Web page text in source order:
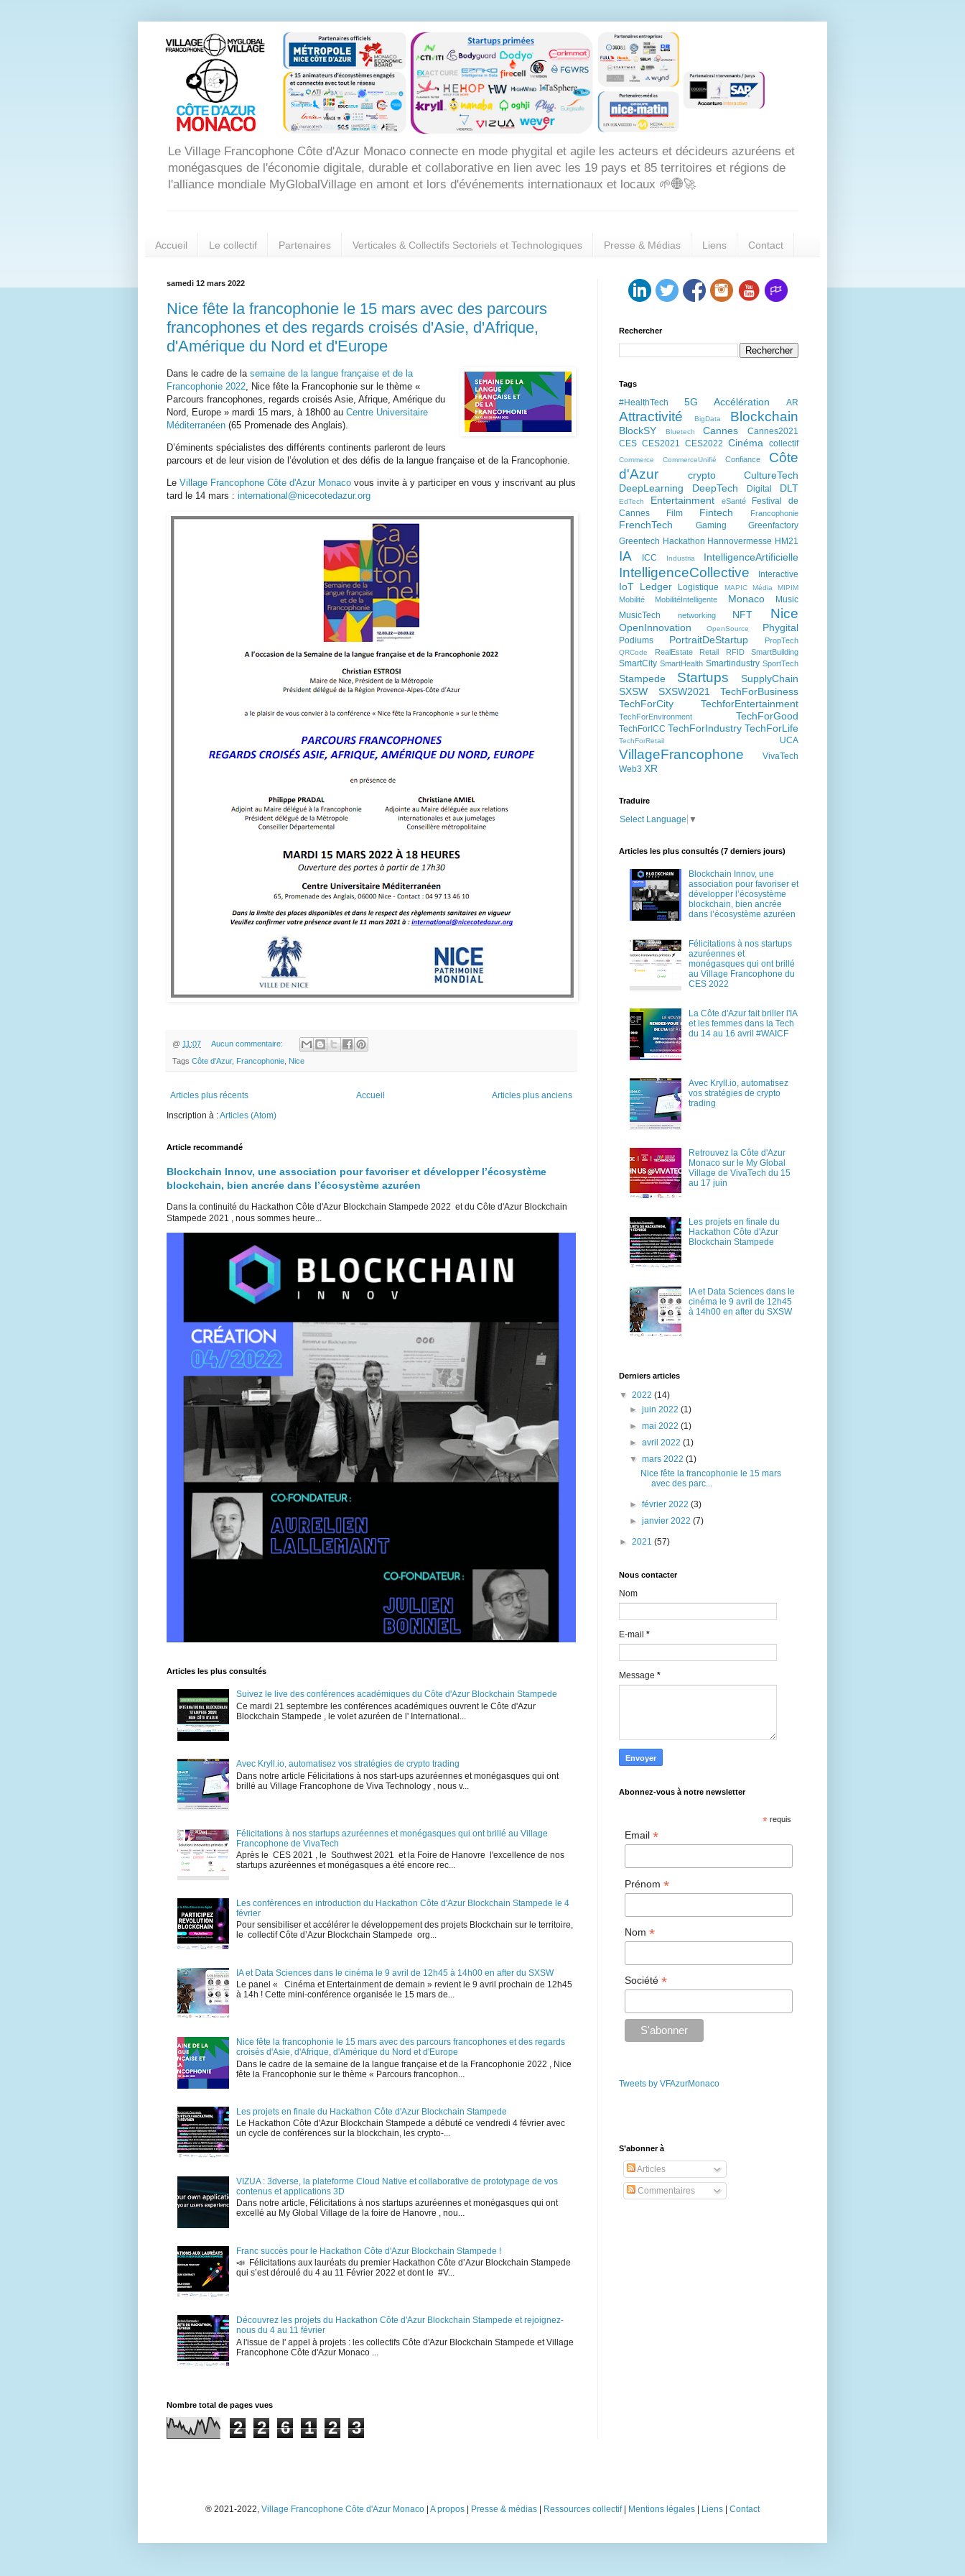
Le Village Francophone Côte d'Azur Monaco connecte en mode phygital et agile les acteurs et décideurs azuréens et
monégasques de l'économie digitale, durable et collaborative en lien avec les 19 pays et 85 territoires et régions de
l'alliance mondiale MyGlobalVillage en amont et lors d'événements internationaux et locaux 🌱🌐🚀
Accueil Le collectif Partenaires Verticales & Collectifs Sectoriels et Technologiques Presse & Médias Liens Contact
samedi 12 mars 2022
Nice fête la francophonie le 15 mars avec des parcours
francophones et des regards croisés d'Asie, d'Afrique,
d'Amérique du Nord et d'Europe
Dans le cadre de la semaine de la langue française et de la
Francophonie 2022 , Nice fête la Francophonie sur le thème «
Parcours francophones, regards croisés Asie, Afrique, Amérique du
Nord, Europe » mardi 15 mars, à 18h00 au Centre Universitaire
Méditerranéen (65 Promenade des Anglais).
D’éminents spécialistes des différents continents parleront de leurs
parcours et de leur vision de l’évolution et des défis de la langue française et de la Francophonie.
Le Village Francophone Côte d'Azur Monaco vous invite à y participer en vous y inscrivant au plus
tard le 14 mars : international@nicecotedazur.org
@ 11:07 Aucun commentaire:
Tags Côte d'Azur, Francophonie Nice
Articles plus récents Articles plus anciens
Accueil
Inscription à :Articles (Atom)
Article recommandé
Blockchain Innov, une association pour favoriser et développer l’écosystème
blockchain, bien ancrée dans l’écosystème azuréen
Dans la continuité du Hackathon Côte d'Azur Blockchain Stampede 2022 et du Côte d'Azur Blockchain
Stampede 2021 , nous sommes heure...
Articles les plus consultés
Suivez le live des conférences académiques du Côte d'Azur Blockchain Stampede
Ce mardi 21 septembre les conférences académiques ouvrent le Côte d'Azur
Blockchain Stampede , le volet azuréen de l' International...
Avec Kryll.io, automatisez vos stratégies de crypto trading
Dans notre article Félicitations à nos start-ups azuréennes et monégasques qui ont
brillé au Village Francophone de Viva Technology , nous v...
Félicitations à nos startups azuréennes et monégasques qui ont brillé au Village
Francophone de VivaTech
Après le CES 2021 , le Southwest 2021 et la Foire de Hanovre l'excellence de nos
startups azuréennes et monégasques a été encore rec...
Les conférences en introduction du Hackathon Côte d'Azur Blockchain Stampede le 4
février
Pour sensibiliser et accélérer le développement des projets Blockchain sur le territoire,
le collectif Côte d’Azur Blockchain Stampede org...
IA et Data Sciences dans le cinéma le 9 avril de 12h45 à 14h00 en after du SXSW
Le panel « Cinéma et Entertainment de demain » revient le 9 avril prochain de 12h45
à 14h ! Cette mini-conférence organisée le 15 mars de...
Nice fête la francophonie le 15 mars avec des parcours francophones et des regards
croisés d'Asie, d'Afrique, d'Amérique du Nord et d'Europe
Dans le cadre de la semaine de la langue française et de la Francophonie 2022 , Nice
fête la Francophonie sur le thème « Parcours francophon...
Les projets en finale du Hackathon Côte d'Azur Blockchain Stampede
Le Hackathon Côte d'Azur Blockchain Stampede a débuté ce vendredi 4 février avec
un cycle de conférences sur la blockchain, les crypto-...
VIZUA : 3dverse, la plateforme Cloud Native et collaborative de prototypage de vos
contenus et applications 3D
Dans notre article, Félicitations à nos startups azuréennes et monégasques qui ont
excellé au My Global Village de la foire de Hanovre , nou...
Franc succès pour le Hackathon Côte d'Azur Blockchain Stampede !
📣 Félicitations aux lauréats du premier Hackathon Côte d’Azur Blockchain Stampede
qui s’est déroulé du 4 au 11 Février 2022 et dont le #V...
Découvrez les projets du Hackathon Côte d'Azur Blockchain Stampede et rejoignez-
nous du 4 au 11 février
A l'issue de l' appel à projets : les collectifs Côte d'Azur Blockchain Stampede et Village
Francophone Côte d'Azur Monaco ...
Nombre total de pages vues
2 2 6 1 2 3
Rechercher
Tags
#HealthTech 5G Accélération AR
Attractivité BigData Blockchain
BlockSY Bluetech Cannes
Cannes2021
CES CES2021 CES2022 Cinéma collectif
Commerce CommerceUnifié Confiance
Côte
d'Azur
crypto
CultureTech
DeepLearning
DeepTech Digital DLT
EdTech Entertainment eSanté
Festival de
Cannes
Film Fintech Francophonie
FrenchTech Gaming
Greenfactory
Greentech Hackathon Hannovermesse HM21
IA ICC Industria IntelligenceArtificielle
IntelligenceCollective Interactive
IoT Ledger Logistique MAPIC Média MIPIM
Mobilité MobilitéIntelligente Monaco
Music
MusicTech
networking NFT Nice
OpenInnovation OpenSource Phygital
Podiums PortraitDeStartup PropTech
QRCode RealEstate Retail RFID SmartBuilding
SmartCity SmartHealth Smartindustry SportTech
Stampede Startups
SupplyChain
SXSW
SXSW2021
TechForBusiness
TechForCity
TechforEntertainment
TechForEnvironment TechForGood
TechForICC TechForIndustry TechForLife
TechForRetail UCA
VillageFrancophone
VivaTech
Web3 XR
Traduire
Select Language ▼
Articles les plus consultés (7 derniers jours)
Blockchain Innov, une
association pour favoriser et
développer l’écosystème
blockchain, bien ancrée
dans l’écosystème azuréen
Félicitations à nos startups
azuréennes et
monégasques qui ont brillé
au Village Francophone du
CES 2022
La Côte d'Azur fait briller l'IA
et les femmes dans la Tech
du 14 au 16 avril #WAICF
Avec Kryll.io, automatisez
vos stratégies de crypto
trading
Retrouvez la Côte d'Azur
Monaco sur le My Global
Village de VivaTech du 15
au 17 juin
Les projets en finale du
Hackathon Côte d'Azur
Blockchain Stampede
IA et Data Sciences dans le
cinéma le 9 avril de 12h45
à 14h00 en after du SXSW
Derniers articles
▼ 2022 (14)
►juin 2022(1)
►mai 2022(1)
►avril 2022(1)
▼mars 2022(1)
Nice fête la francophonie le 15 mars
avec des parc...
►février 2022(3)
►janvier 2022(7)
► 2021 (57)
Nous contacter
Nom
E-mail *
Message *
Abonnez-vous à notre newsletter
* requis
Email *
Prénom *
Nom *
Société *
Tweets by VFAzurMonaco
S’abonner à
Articles
Commentaires
®️ 2021-2022, Village Francophone Côte d'Azur Monaco | A propos | Presse & médias | Ressources collectif| Mentions légales | Liens | Contact